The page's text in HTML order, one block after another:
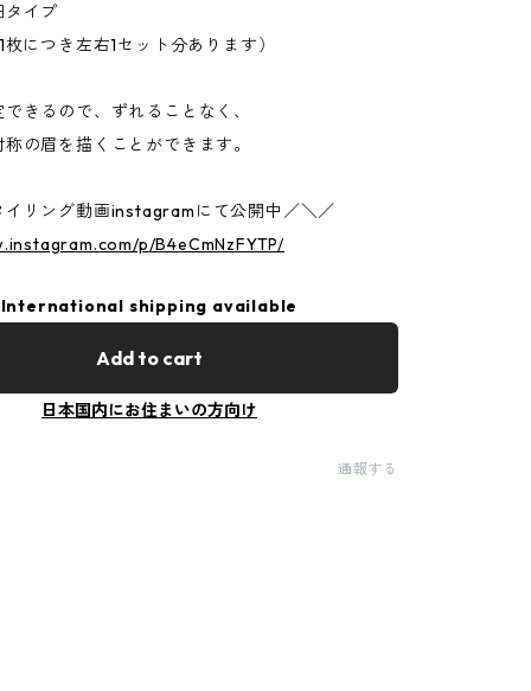
タイプ
につき左右1セット分あります）
きるので、ずれることなく、
の眉を描くことができます。
イリング動画instagramにて公開中／＼／
p/B4eCmNzFYTP/
International shipping available
Add to cart
日本国内にお住まいの方向け
通報する